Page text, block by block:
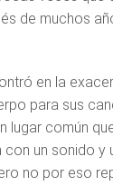
de muchos
en la
para sus
lugar común
un sonido y
no por eso